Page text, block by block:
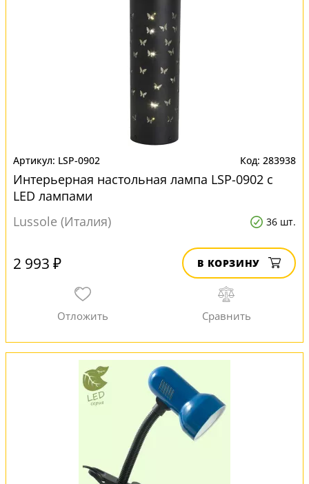
LSP-0902 283938
Интерьерная настольная лампа LSP-0902 с
LED лампами
Lussole (Италия)
36 шт.
2 993 ₽ В КОРЗИНУ